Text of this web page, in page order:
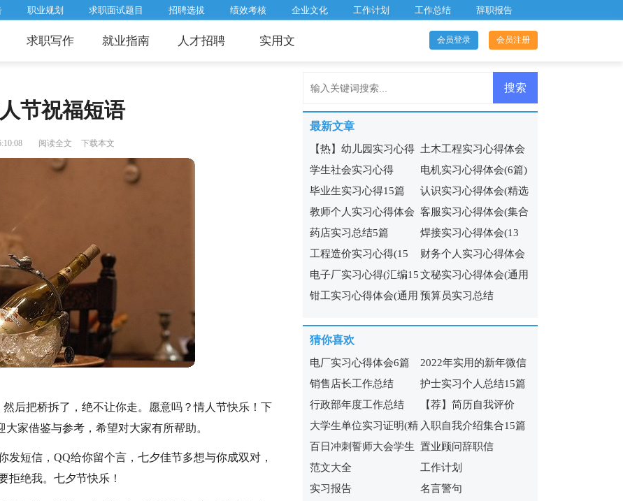
职业规划 求职面试题目 招聘选拔 绩效考核 企业文化 工作计划 工作总结 辞职报告
求职写作 就业指南 人才招聘 实用文 会员登录 会员注册
节祝福短语
阅读全文 下载本文
后把桥拆了，绝不让你走。愿意吗？情人节快乐！下
家借鉴与参考，希望对大家有所帮助。
发短信，QQ给你留个言，七夕佳节多想与你成双对，
拒绝我。七夕节快乐！
最新文章
【热】幼儿园实习心得 土木工程实习心得体会
(集锦15篇)
学生社会实习心得
电机实习心得体会(6篇)
毕业生实习心得15篇
认识实习心得体会(精选
15篇)
教师个人实习心得体会
集锦15篇
客服实习心得体会(集合
15篇)
药店实习总结5篇
焊接实习心得体会(13
篇)
工程造价实习心得(15
篇)
财务个人实习心得体会
9篇
电子厂实习心得(汇编15
篇)
文秘实习心得体会(通用
14篇)
钳工实习心得体会(通用 预算员实习总结
猜你喜欢
电厂实习心得体会6篇
2022年实用的新年微信
祝福语65句
销售店长工作总结
护士实习个人总结15篇
行政部年度工作总结
【荐】简历自我评价
大学生单位实习证明(精
选15篇)
入职自我介绍集合15篇
百日冲刺誓师大会学生
发言稿
置业顾问辞职信
范文大全
工作计划
实习报告
名言警句